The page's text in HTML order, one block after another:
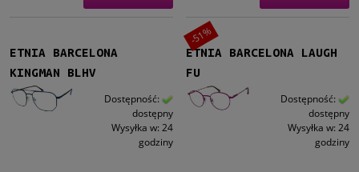
ETNIA BARCELONA
KINGMAN BLHV
Dostępność:
dostępny
Wysyłka w: 24
godziny
ETNIA BARCELONA LAUGH
FU
Dostępność:
dostępny
Wysyłka w: 24
godziny
-51%